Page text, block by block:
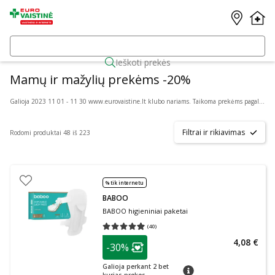
Ieškoti prekės
Mamų ir mažylių prekėms -20%
Galioja 2023 11 01 - 11 30 www.eurovaistine.lt klubo nariams. Taikoma prekėms pagal administracijos patvirtintą sąrašą. Pasiūlymo sąlygos bet kada gali keistis. Prekių skaičius ribotas.
Rodomi produktai 48 iš 223 Filtrai ir rikiavimas
% tik internetu
BABOO
BABOO higieniniai paketai
(40)
Vidutinis įvertinimas 4.95
patarimas
Lojalumo klubo narių nuolaida
-30%
Galioja perkant 2 bet
patarimas
4,08 €